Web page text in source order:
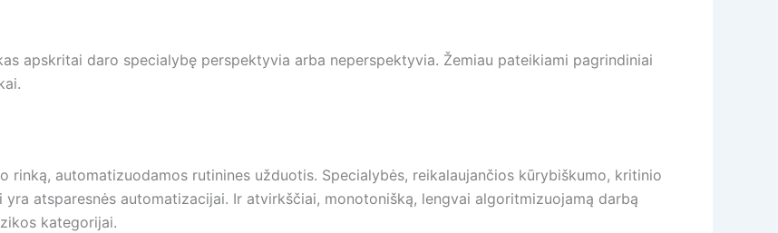
apskritai daro specialybę perspektyvia arba neperspektyvia. Žemiau pateikiami pagrindiniai
rinką, automatizuodamos rutinines užduotis. Specialybės, reikalaujančios kūrybiškumo, kritinio
atsparesnės automatizacijai. Ir atvirkščiai, monotonišką, lengvai algoritmizuojamą darbą
kategorijai.